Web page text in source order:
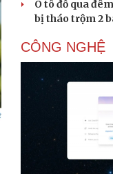
Ô tô đỗ qua
bị tháo trộm 2
CÔNG NGHỆ